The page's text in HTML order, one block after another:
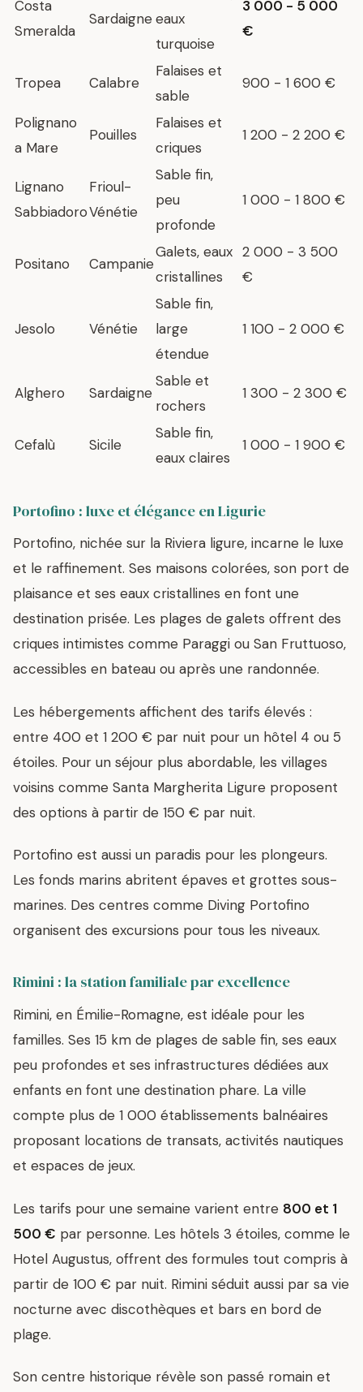
Costa
Smeralda
Sardaigneeaux
turquoise
3 000 - 5 000
€
Tropea Calabre
Falaises et
sable
900 - 1 600 €
Polignano
a Mare
Pouilles
Falaises et
criques
1 200 - 2 200 €
Lignano
Sabbiadoro
Frioul-
Vénétie
Sable fin,
peu
profonde
1 000 - 1 800 €
Positano Campanie
Galets, eaux
cristallines
2 000 - 3 500
€
Jesolo Vénétie
Sable fin,
large
étendue
1 100 - 2 000 €
Alghero Sardaigne
Sable et
rochers
1 300 - 2 300 €
Cefalù Sicile
Sable fin,
eaux claires
1 000 - 1 900 €
Portofino : luxe et élégance en Ligurie
Portofino, nichée sur la Riviera ligure, incarne le luxe
et le raffinement. Ses maisons colorées, son port de
plaisance et ses eaux cristallines en font une
destination prisée. Les plages de galets offrent des
criques intimistes comme Paraggi ou San Fruttuoso,
accessibles en bateau ou après une randonnée.
Les hébergements affichent des tarifs élevés :
entre 400 et 1 200 € par nuit pour un hôtel 4 ou 5
étoiles. Pour un séjour plus abordable, les villages
voisins comme Santa Margherita Ligure proposent
des options à partir de 150 € par nuit.
Portofino est aussi un paradis pour les plongeurs.
Les fonds marins abritent épaves et grottes sous-
marines. Des centres comme Diving Portofino
organisent des excursions pour tous les niveaux.
Rimini : la station familiale par excellence
Rimini, en Émilie-Romagne, est idéale pour les
familles. Ses 15 km de plages de sable fin, ses eaux
peu profondes et ses infrastructures dédiées aux
enfants en font une destination phare. La ville
compte plus de 1 000 établissements balnéaires
proposant locations de transats, activités nautiques
et espaces de jeux.
Les tarifs pour une semaine varient entre 800 et 1
500 € par personne. Les hôtels 3 étoiles, comme le
Hotel Augustus, offrent des formules tout compris à
partir de 100 € par nuit. Rimini séduit aussi par sa vie
nocturne avec discothèques et bars en bord de
plage.
Son centre historique révèle son passé romain et